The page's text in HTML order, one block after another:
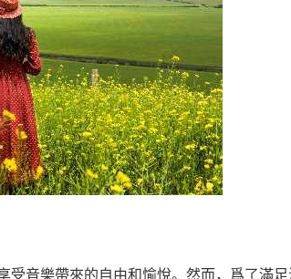
音樂帶來的自由和愉悅。然而，爲了滿